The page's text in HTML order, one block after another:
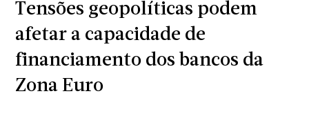
Tensões geopolíticas podem
afetar a capacidade de
financiamento dos bancos da
Zona Euro